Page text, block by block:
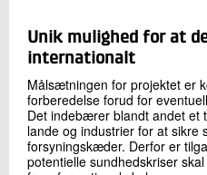
Unik mulighed for at
internationalt
Målsætningen for projektet er
forberedelse forud for
Det indebærer blandt andet et
lande og industrier for at sikre
forsyningskæder. Derfor er
potentielle sundhedskriser